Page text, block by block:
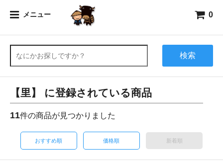
メニュー 0
検索
【里】 に登録されている商品
11件の商品が見つかりました
おすすめ順 価格順 新着順